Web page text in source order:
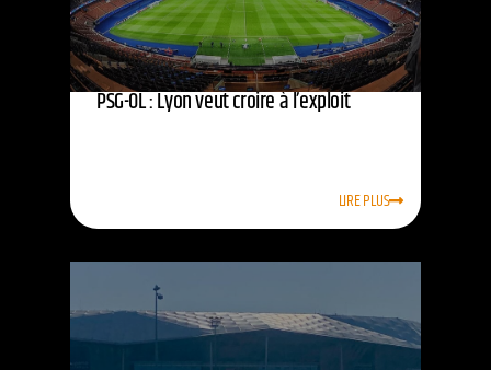
PSG-OL : Lyon veut croire à l’exploit
LIRE PLUS